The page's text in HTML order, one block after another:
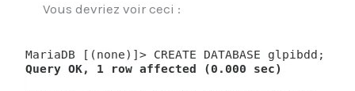
Vous devriez voir ceci :